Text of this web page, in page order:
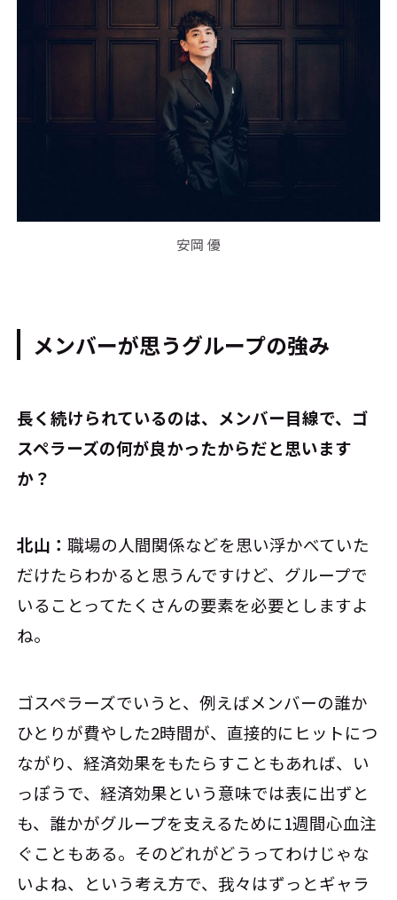
安岡 優
メンバーが思うグループの強み
――長く続けられているのは、メンバー目線で、ゴ
スペラーズの何が良かったからだと思います
か？
北山：職場の人間関係などを思い浮かべていた
だけたらわかると思うんですけど、グループで
いることってたくさんの要素を必要としますよ
ね。
ゴスペラーズでいうと、例えばメンバーの誰か
ひとりが費やした2時間が、直接的にヒットにつ
ながり、経済効果をもたらすこともあれば、い
っぽうで、経済効果という意味では表に出ずと
も、誰かがグループを支えるために1週間心血注
ぐこともある。そのどれがどうってわけじゃな
いよね、という考え方で、我々はずっとギャラ